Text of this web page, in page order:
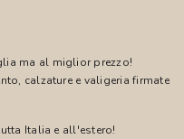
ma al miglior prezzo!
calzature e valigeria firmate
Italia e all'estero!